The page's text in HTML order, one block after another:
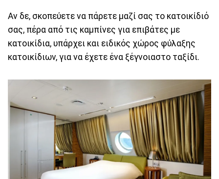
Αν δε, σκοπεύετε να πάρετε μαζί σας το κατοικίδιό
σας, πέρα από τις καμπίνες για επιβάτες με
κατοικίδια, υπάρχει και ειδικός χώρος φύλαξης
κατοικίδιων, για να έχετε ένα ξέγνοιαστο ταξίδι.